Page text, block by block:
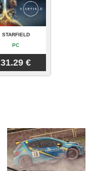
STARFIELD
PC
31.29 €